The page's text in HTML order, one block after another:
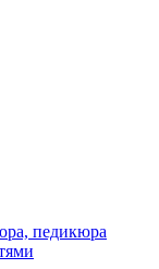
педикюра